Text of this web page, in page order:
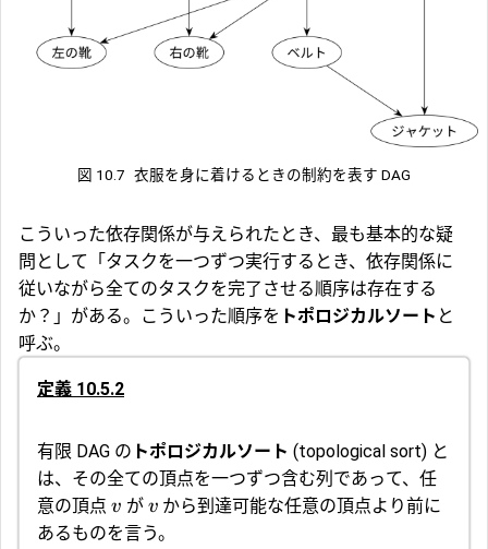
図 10.7 衣服を身に着けるときの制約を表す DAG
こういった依存関係が与えられたとき、最も基本的な疑
問として「タスクを一つずつ実行するとき、依存関係に
従いながら全てのタスクを完了させる順序は存在する
か？」がある。こういった順序を トポロジカルソート と
呼ぶ。
定義 10.5.2
有限 DAG の トポロジカルソート (topological sort) と
は、その全ての頂点を一つずつ含む列であって、任
意の頂点 v が v から到達可能な任意の頂点より前に
あるものを言う。